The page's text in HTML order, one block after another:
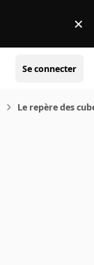
×
Se connecter
Le repère des